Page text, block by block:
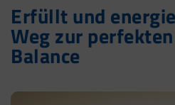
Erfüllt und
Weg zur
Balance